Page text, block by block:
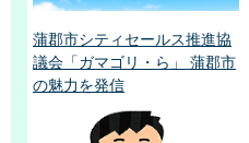
蒲郡市シティセールス推進協
議会「ガマゴリ・ら」 蒲郡市
の魅力を発信